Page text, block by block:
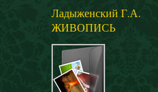
Ладыженский Г.А.
ЖИВОПИСЬ